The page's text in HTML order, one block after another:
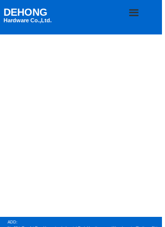
끀
DEHONG
Hardware Co.,Ltd.
ADD: